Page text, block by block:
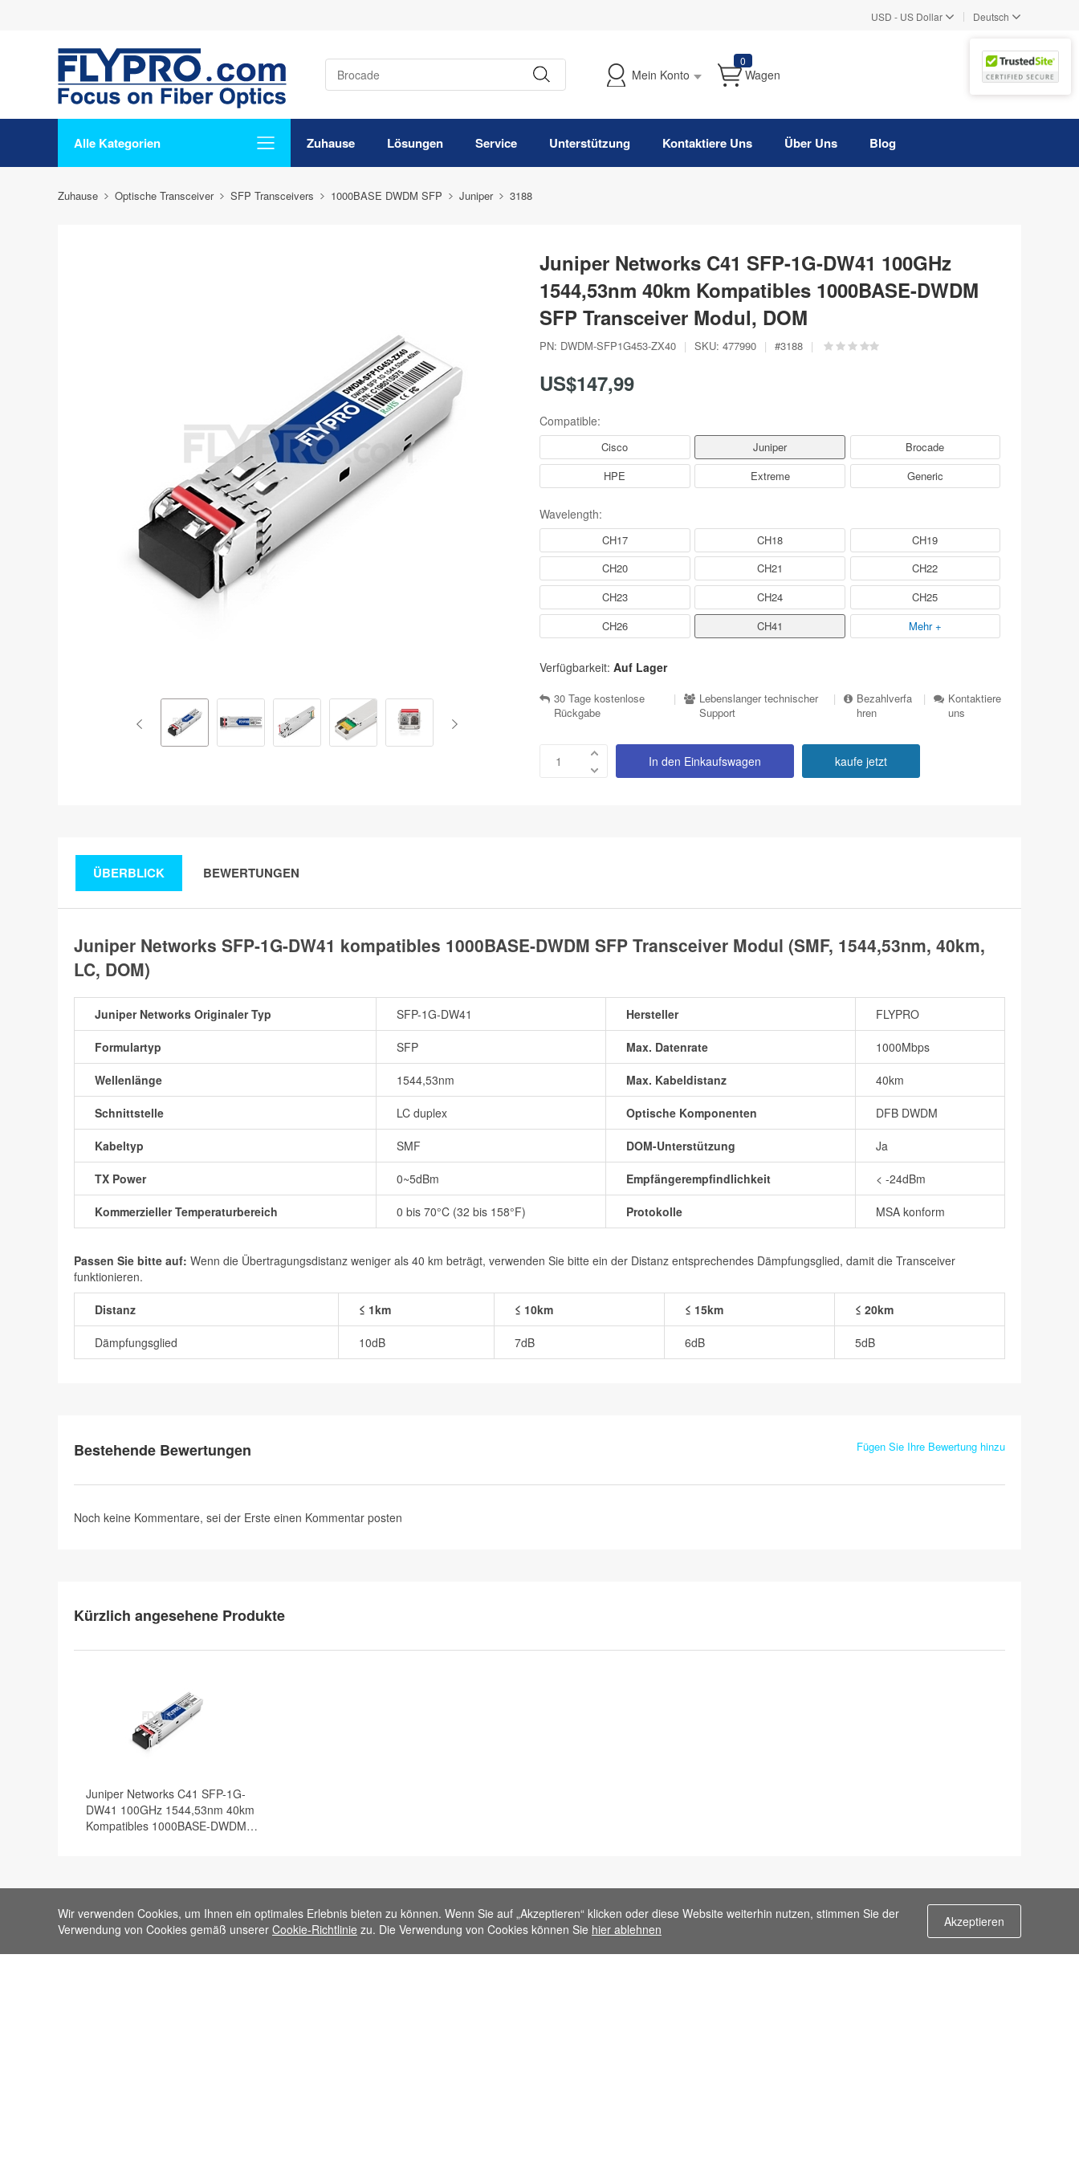
USD - US Dollar | Deutsch
Mein Konto
0
Wagen
Alle Kategorien Zuhause Lösungen Service Unterstützung Kontaktiere Uns Über Uns Blog
Zuhause Optische Transceiver SFP Transceivers 1000BASE DWDM SFP Juniper 3188
Juniper Networks C41 SFP-1G-DW41 100GHz
1544,53nm 40km Kompatibles 1000BASE-DWDM
SFP Transceiver Modul, DOM
PN: DWDM-SFP1G453-ZX40 | SKU: 477990 | #3188 |
US$147,99
Compatible:
Cisco Juniper
Brocade
HPE
Extreme Generic
Wavelength:
CH17 CH18
CH19
CH20
CH21
CH22
CH23
CH24
CH25
CH26
CH41 Mehr +
Verfügbarkeit: Auf Lager
30 Tage kostenlose
Rückgabe
|
Lebenslanger technischer
Support
|
Bezahlverfa
hren
|
Kontaktiere
uns
In den Einkaufswagen kaufe jetzt
ÜBERBLICK BEWERTUNGEN
Juniper Networks SFP-1G-DW41 kompatibles 1000BASE-DWDM SFP Transceiver Modul (SMF, 1544,53nm, 40km,
LC, DOM)
Juniper Networks Originaler Typ SFP-1G-DW41 Hersteller FLYPRO
Formulartyp SFP Max. Datenrate 1000Mbps
Wellenlänge 1544,53nm Max. Kabeldistanz 40km
Schnittstelle LC duplex Optische Komponenten DFB DWDM
Kabeltyp SMF DOM-Unterstützung Ja
TX Power 0~5dBm Empfängerempfindlichkeit < -24dBm
Kommerzieller Temperaturbereich 0 bis 70°C (32 bis 158°F) Protokolle MSA konform
Passen Sie bitte auf: Wenn die Übertragungsdistanz weniger als 40 km beträgt, verwenden Sie bitte ein der Distanz entsprechendes Dämpfungsglied, damit die Transceiver
funktionieren.
Distanz ≤ 1km ≤ 10km ≤ 15km ≤ 20km
Dämpfungsglied 10dB 7dB 6dB 5dB
Bestehende Bewertungen Fügen Sie Ihre Bewertung hinzu
Noch keine Kommentare, sei der Erste einen Kommentar posten
Kürzlich angesehene Produkte
Juniper Networks C41 SFP-1G-
DW41 100GHz 1544,53nm 40km
Kompatibles 1000BASE-DWDM
Suche nach Kategorie Einfach zu finden Kundendienst Information
Wir verwenden Cookies, um Ihnen ein optimales Erlebnis bieten zu können. Wenn Sie auf „Akzeptieren“ klicken oder diese Website weiterhin nutzen, stimmen Sie der
Verwendung von Cookies gemäß unserer Cookie-Richtlinie zu. Die Verwendung von Cookies können Sie hier ablehnen Akzeptieren